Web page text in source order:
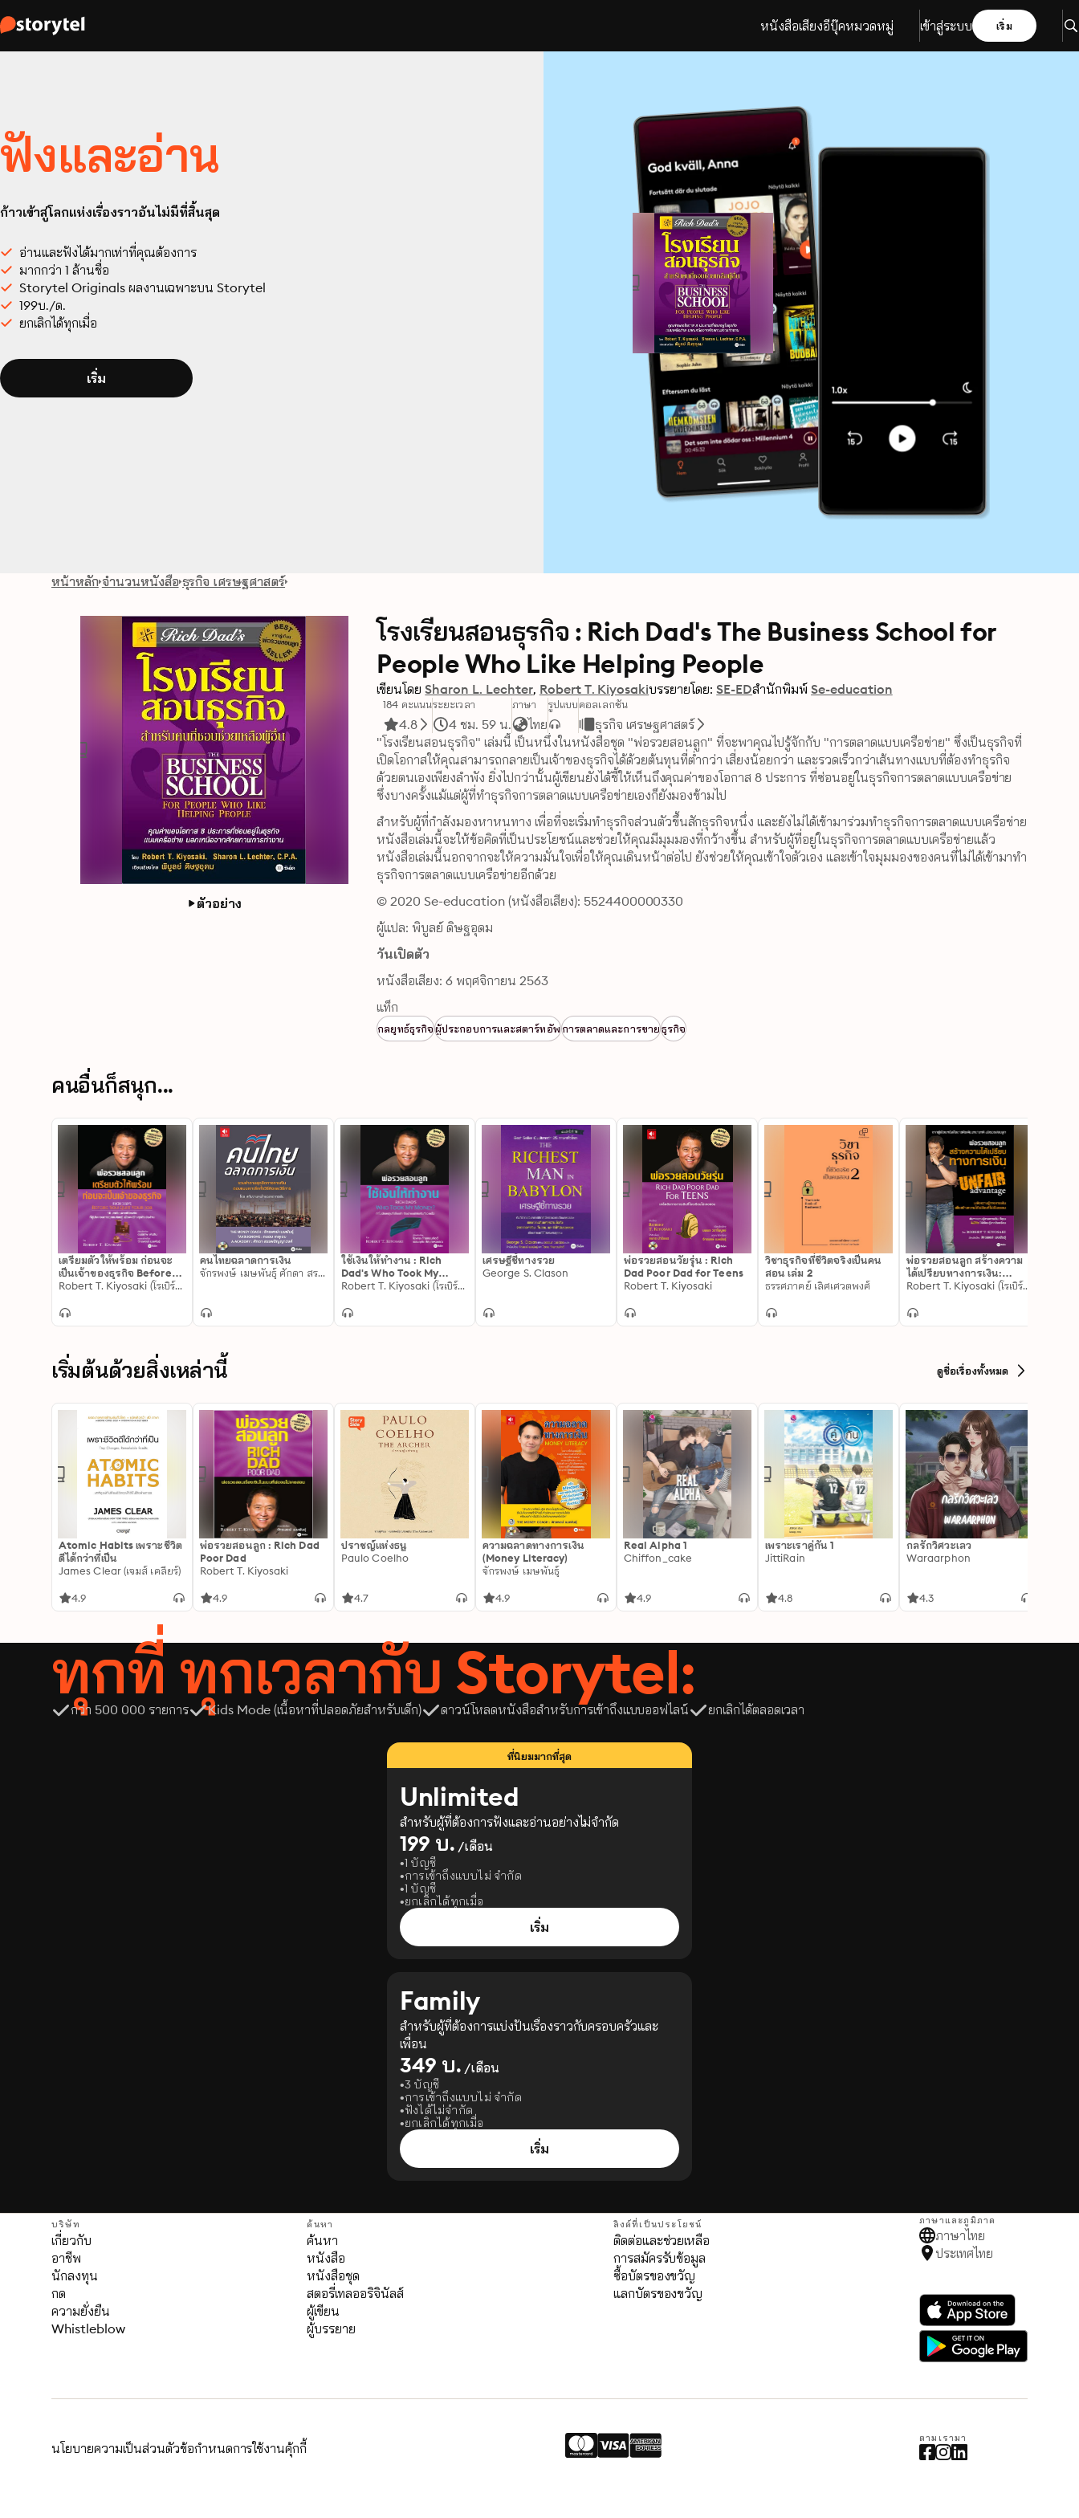
หนังสือเสียงอีบุ๊คหมวดหมู่ เข้าสู่ระบบ เริ่ม
ฟังและอ่าน
ก้าวเข้าสู่โลกแห่งเรื่องราวอันไม่มีที่สิ้นสุด
อ่านและฟังได้มากเท่าที่คุณต้องการ
มากกว่า 1 ล้านชื่อ
Storytel Originals ผลงานเฉพาะบน Storytel
199บ./ด.
ยกเลิกได้ทุกเมื่อ
เริ่ม
หน้าหลัก จำนวนหนังสือ ธุรกิจ เศรษฐศาสตร์
ตัวอย่าง
โรงเรียนสอนธุรกิจ : Rich Dad's The Business School for
People Who Like Helping People
เขียนโดย Sharon L. Lechter Robert T. Kiyosakiบรรยายโดย: SE-EDสำนักพิมพ์ Se-education
184 คะแนน
4.8
ระยะเวลา
4 ชม. 59 น.
ภาษา
ไทย
รูปแบบคอลเลกชัน
ธุรกิจ เศรษฐศาสตร์
"โรงเรียนสอนธุรกิจ" เล่มนี้ เป็นหนึ่งในหนังสือชุด "พ่อรวยสอนลูก" ที่จะพาคุณไปรู้จักกับ "การตลาดแบบเครือข่าย" ซึ่งเป็นธุรกิจที่
เปิดโอกาสให้คุณสามารถกลายเป็นเจ้าของธุรกิจได้ด้วยต้นทุนที่ต่ำกว่า เสี่ยงน้อยกว่า และรวดเร็วกว่าเส้นทางแบบที่ต้องทำธุรกิจ
ด้วยตนเองเพียงลำพัง ยิ่งไปกว่านั้นผู้เขียนยังได้ชี้ให้เห็นถึงคุณค่าของโอกาส 8 ประการ ที่ซ่อนอยู่ในธุรกิจการตลาดแบบเครือข่าย
ซึ่งบางครั้งแม้แต่ผู้ที่ทำธุรกิจการตลาดแบบเครือข่ายเองก็ยังมองข้ามไป
สำหรับผู้ที่กำลังมองหาหนทาง เพื่อที่จะเริ่มทำธุรกิจส่วนตัวขึ้นสักธุรกิจหนึ่ง และยังไม่ได้เข้ามาร่วมทำธุรกิจการตลาดแบบเครือข่าย
หนังสือเล่มนี้จะให้ข้อคิดที่เป็นประโยชน์และช่วยให้คุณมีมุมมองที่กว้างขึ้น สำหรับผู้ที่อยู่ในธุรกิจการตลาดแบบเครือข่ายแล้ว
หนังสือเล่มนี้นอกจากจะให้ความมั่นใจเพื่อให้คุณเดินหน้าต่อไป ยังช่วยให้คุณเข้าใจตัวเอง และเข้าใจมุมมองของคนที่ไม่ได้เข้ามาทำ
ธุรกิจการตลาดแบบเครือข่ายอีกด้วย
© 2020 Se-education (หนังสือเสียง): 5524400000330
ผู้แปล: พิบูลย์ ดิษฐอุดม
วันเปิดตัว
หนังสือเสียง: 6 พฤศจิกายน 2563
แท็ก
กลยุทธ์ธุรกิจผู้ประกอบการและสตาร์ทอัพการตลาดและการขายธุรกิจ
คนอื่นก็สนุก...
เตรียมตัวให้พร้อม ก่อนจะ
เป็นเจ้าของธุรกิจ Before
You Quit Your Job
Robert T. Kiyosaki (โรเบิร์ต ที. คิโยซากิ)
คนไทยฉลาดการเงิน
จักรพงษ์ เมษพันธุ์ ศักดา สรรพปัญญาวงศ์ ถนอม เกตุเอม
ใช้เงินให้ทำงาน : Rich
Dad's Who Took My
Money
Robert T. Kiyosaki (โรเบิร์ต ที. คิโยซากิ)
เศรษฐีชี้ทางรวย
George S. Clason
พ่อรวยสอนวัยรุ่น : Rich
Dad Poor Dad for Teens
Robert T. Kiyosaki
วิชาธุรกิจที่ชีวิตจริงเป็นคน
สอน เล่ม 2
ธรรศภาคย์ เลิศเศวตพงศ์
พ่อรวยสอนลูก สร้างความ
ได้เปรียบทางการเงิน:
Unfair Advantage
Robert T. Kiyosaki (โรเบิร์ต ที. คิโยซากิ)
เริ่มต้นด้วยสิ่งเหล่านี้ ดูชื่อเรื่องทั้งหมด
Atomic Habits เพราะชีวิต
ดีได้กว่าที่เป็น
James Clear (เจมส์ เคลียร์)
4.9
พ่อรวยสอนลูก : Rich Dad
Poor Dad
Robert T. Kiyosaki
4.9
ปราชญ์แห่งธนู
Paulo Coelho
4.7
ความฉลาดทางการเงิน
(Money Literacy)
จักรพงษ์ เมษพันธุ์
4.9
Real Alpha 1
Chiffon_cake
4.9
เพราะเราคู่กัน 1
JittiRain
4.8
กลรักวิศวะเลว
Waraarphon
4.3
ทุกที่ ทุกเวลากับ Storytel:
กว่า 500 000 รายการ Kids Mode (เนื้อหาที่ปลอดภัยสำหรับเด็ก) ดาวน์โหลดหนังสือสำหรับการเข้าถึงแบบออฟไลน์ ยกเลิกได้ตลอดเวลา
ที่นิยมมากที่สุด
Unlimited
สำหรับผู้ที่ต้องการฟังและอ่านอย่างไม่จำกัด
199 บ. /เดือน
1 บัญชี
การเข้าถึงแบบไม่ จำกัด
1 บัญชี
ยกเลิกได้ทุกเมื่อ
เริ่ม
Family
สำหรับผู้ที่ต้องการแบ่งปันเรื่องราวกับครอบครัวและ
เพื่อน
349 บ. /เดือน
3 บัญชี
การเข้าถึงแบบไม่ จำกัด
ฟังได้ไม่จำกัด
ยกเลิกได้ทุกเมื่อ
เริ่ม
บริษัท
เกี่ยวกับ
อาชีพ
นักลงทุน
กด
ความยั่งยืน
Whistleblow
ค้นหา
ค้นหา
หนังสือ
หนังสือชุด
สตอรี่เทลออริจินัลส์
ผู้เขียน
ผู้บรรยาย
ลิงค์ที่เป็นประโยชน์
ติดต่อและช่วยเหลือ
การสมัครรับข้อมูล
ซื้อบัตรของขวัญ
แลกบัตรของขวัญ
ภาษาและภูมิภาค
ภาษาไทย
ประเทศไทย
ตามเรามา
นโยบายความเป็นส่วนตัวข้อกำหนดการใช้งานคุ้กกี้